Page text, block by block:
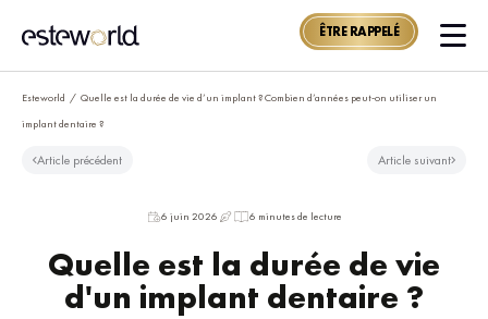
ÊTRE RAPPELÉ
Esteworld / Quelle est la durée de vie d’un implant ? Combien d’années peut-on utiliser un
implant dentaire ?
Article précédent Article suivant
6 juin 2026 6 minutes de lecture
Quelle est la durée de vie
d'un implant dentaire ?